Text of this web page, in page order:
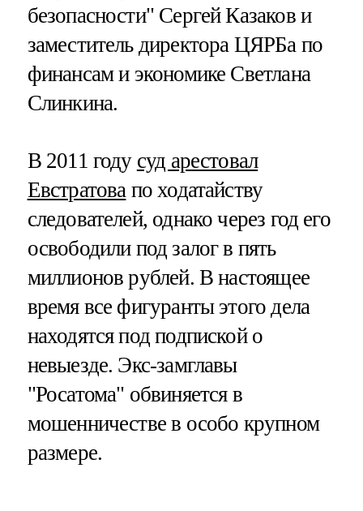
безопасности" Сергей Казаков и
заместитель директора ЦЯРБа по
финансам и экономике Светлана
Слинкина.
В 2011 году суд арестовал
Евстратовапо ходатайству
следователей, однако через год его
освободили под залог в пять
миллионов рублей. В настоящее
время все фигуранты этого дела
находятся под подпиской о
невыезде. Экс-замглавы
"Росатома" обвиняется в
мошенничестве в особо крупном
размере.